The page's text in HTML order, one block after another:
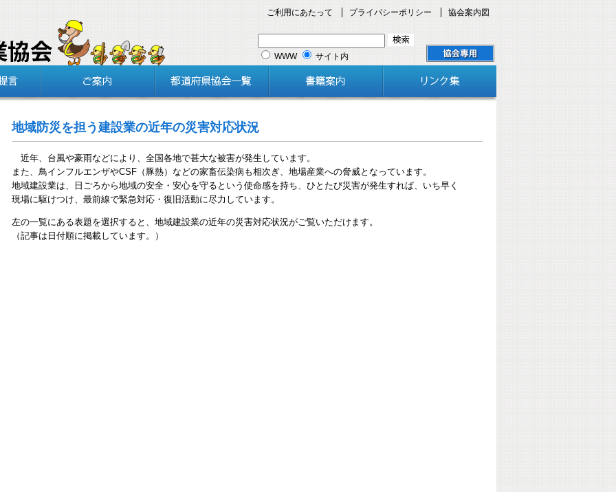
ご利用にあたって プライバシーポリシー 協会案内図
WWW サイト内
地域防災を担う建設業の近年の災害対応状況
近年、台風や豪雨などにより、全国各地で甚大な被害が発生しています。
また、鳥インフルエンザやCSF（豚熱）などの家畜伝染病も相次ぎ、地場産業への脅威となっています。
地域建設業は、日ごろから地域の安全・安心を守るという使命感を持ち、ひとたび災害が発生すれば、いち早く
現場に駆けつけ、最前線で緊急対応・復旧活動に尽力しています。
左の一覧にある表題を選択すると、地域建設業の近年の災害対応状況がご覧いただけます。
（記事は日付順に掲載しています。）